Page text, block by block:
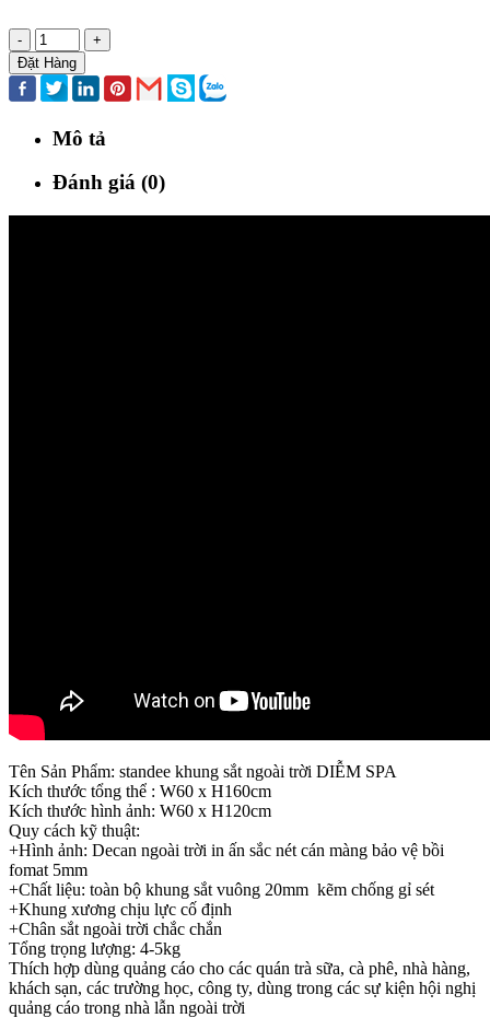
-
+
Đặt Hàng
Mô tả
Đánh giá (0)
Tên Sản Phẩm: standee khung sắt ngoài trời DIỄM SPA
Kích thước tổng thể : W60 x H160cm
Kích thước hình ảnh: W60 x H120cm
Quy cách kỹ thuật:
+Hình ảnh: Decan ngoài trời in ấn sắc nét cán màng bảo vệ bồi
fomat 5mm
+Chất liệu: toàn bộ khung sắt vuông 20mm kẽm chống gỉ sét
+Khung xương chịu lực cố định
+Chân sắt ngoài trời chắc chắn
Tổng trọng lượng: 4-5kg
Thích hợp dùng quảng cáo cho các quán trà sữa, cà phê, nhà hàng,
khách sạn, các trường học, công ty, dùng trong các sự kiện hội nghị
quảng cáo trong nhà lẫn ngoài trời